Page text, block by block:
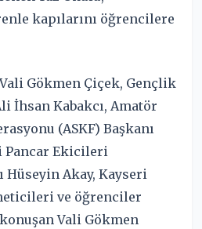
kapılarını öğrencilere
Gökmen Çiçek, Gençlik
İhsan Kabakcı, Amatör
(ASKF) Başkanı
Pancar Ekicileri
Hüseyin Akay, Kayseri
ve öğrenciler
Vali Gökmen